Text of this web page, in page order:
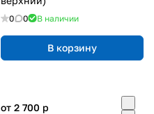
0 0 В наличии
В корзину
от 2 700 p